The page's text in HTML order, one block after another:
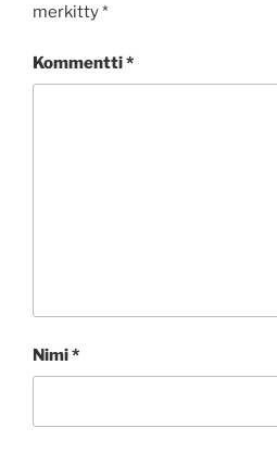
merkitty*
Kommentti*
Nimi*